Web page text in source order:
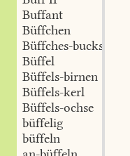
Buffant
Büffchen
Büffches-buckse
Büffel
Büffels-birnen
Büffels-kerl
Büffels-ochse
büffelig
büffeln